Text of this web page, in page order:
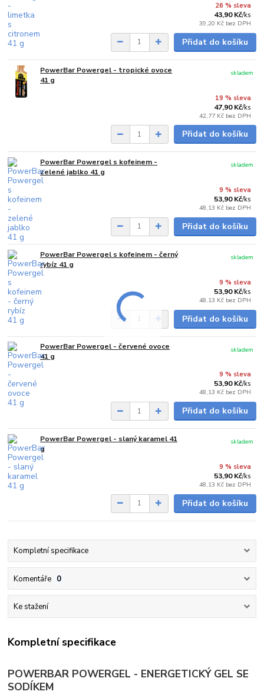
26 % sleva
43,90 Kč/ks
39,20 Kč bez DPH
Přidat do košíku
PowerBar Powergel - tropické ovoce
41 g
19 % sleva
47,90 Kč/ks
42,77 Kč bez DPH
skladem
Přidat do košíku
PowerBar Powergel s kofeinem -
zelené jablko 41 g
9 % sleva
53,90 Kč/ks
48,13 Kč bez DPH
skladem
Přidat do košíku
PowerBar Powergel s kofeinem - černý
rybíz 41 g
9 % sleva
53,90 Kč/ks
48,13 Kč bez DPH
skladem
Přidat do košíku
PowerBar Powergel - červené ovoce
41 g
9 % sleva
53,90 Kč/ks
48,13 Kč bez DPH
skladem
Přidat do košíku
PowerBar Powergel - slaný karamel 41
g
9 % sleva
53,90 Kč/ks
48,13 Kč bez DPH
skladem
Přidat do košíku
Kompletní specifikace
Komentáře 0
Ke stažení
Kompletní specifikace
POWERBAR POWERGEL - ENERGETICKÝ GEL SE
SODÍKEM